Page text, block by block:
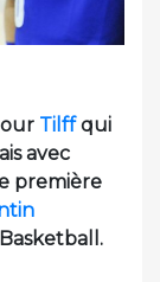
Tilffqui
avec
première